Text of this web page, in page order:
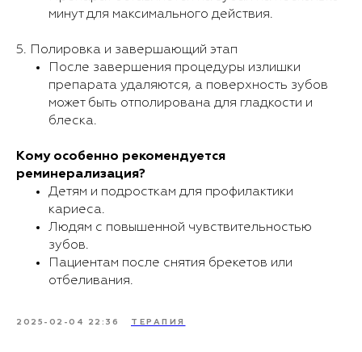
минут для максимального действия.
5. Полировка и завершающий этап
После завершения процедуры излишки
препарата удаляются, а поверхность зубов
может быть отполирована для гладкости и
блеска.
Кому особенно рекомендуется
реминерализация?
Детям и подросткам для профилактики
кариеса.
Людям с повышенной чувствительностью
зубов.
Пациентам после снятия брекетов или
отбеливания.
2025-02-04 22:36 ТЕРАПИЯ